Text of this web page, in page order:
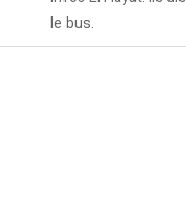
le bus.